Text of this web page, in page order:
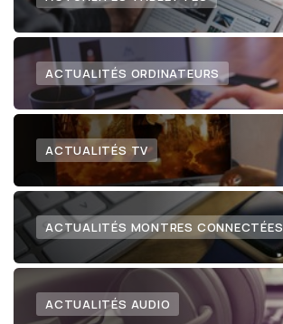
ACTUALITÉS ORDINATEURS
ACTUALITÉS TV
ACTUALITÉS MONTRES CONNECTÉES
ACTUALITÉS AUDIO